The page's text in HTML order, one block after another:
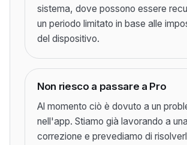
sistema, dove possono essere
un periodo limitato in base alle
del dispositivo.
Non riesco a passare a Pro
Al momento ciò è dovuto a un
nell'app. Stiamo già lavorando a una
correzione e prevediamo di